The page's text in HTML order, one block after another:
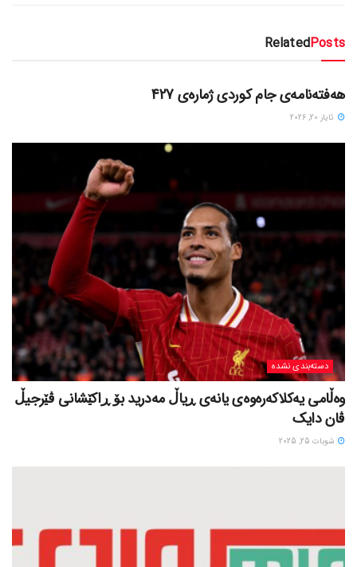
RelatedPosts
دسته‌بندی نشده
هەفتەنامەی جام کوردی ژمارەی 427
ئایار 20, 2026
دسته‌بندی نشده
وەڵامی یەکلاکەرەوەی یانەی ڕیاڵ مەدرید بۆ ڕاکێشانی ڤێرجیڵ
ڤان دایک
شوبات 25, 2025